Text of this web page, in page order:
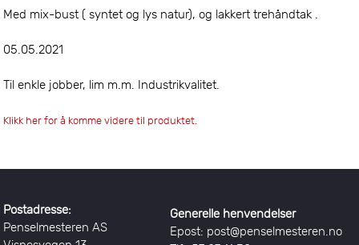
Med mix-bust ( syntet og lys natur), og lakkert trehåndtak .
05.05.2021
Til enkle jobber, lim m.m. Industrikvalitet.
Klikk her for å komme videre til produktet.
Postadresse:
Penselmesteren AS
Generelle henvendelser
Epost: post@penselmesteren.no